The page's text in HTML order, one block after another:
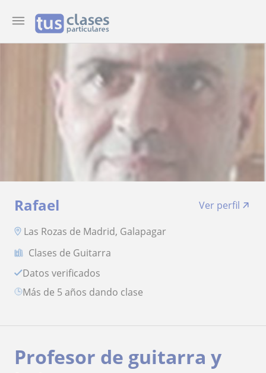
Rafael
Ver perfil
Las Rozas de Madrid, Galapagar
Clases de Guitarra
Datos verificados
más de 5 años dando clase
Profesor de guitarra y